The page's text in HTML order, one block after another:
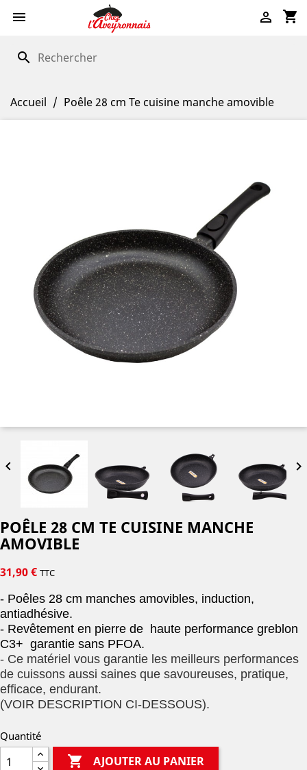
 shopping_cart

search
Accueil Poêle 28 cm Te cuisine manche amovible
 
POÊLE 28 CM TE CUISINE MANCHE
AMOVIBLE
31,90 € TTC
- Poêles 28 cm manches amovibles, induction,
antiadhésive.
- Revêtement en pierre de haute performance greblon
C3+ garantie sans PFOA.
- Ce matériel vous garantie les meilleurs performances
de cuissons aussi saines que savoureuses, pratique,
efficace, endurant.
(VOIR DESCRIPTION CI-DESSOUS).
Quantité
 AJOUTER AU PANIER